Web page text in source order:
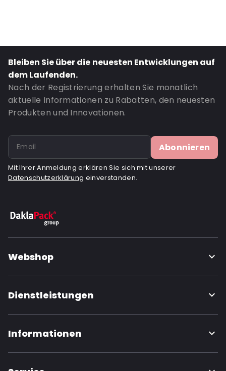
Bleiben Sie über die neuesten Entwicklungen auf
dem Laufenden.
Nach der Registrierung erhalten Sie monatlich
aktuelle Informationen zu Rabatten, den neuesten
Produkten und Innovationen.
Abonnieren
Mit Ihrer Anmeldung erklären Sie sich mit unserer
Datenschutzerklärung einverstanden.
Webshop
Dienstleistungen
Informationen